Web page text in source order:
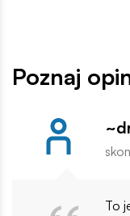
Poznaj
To